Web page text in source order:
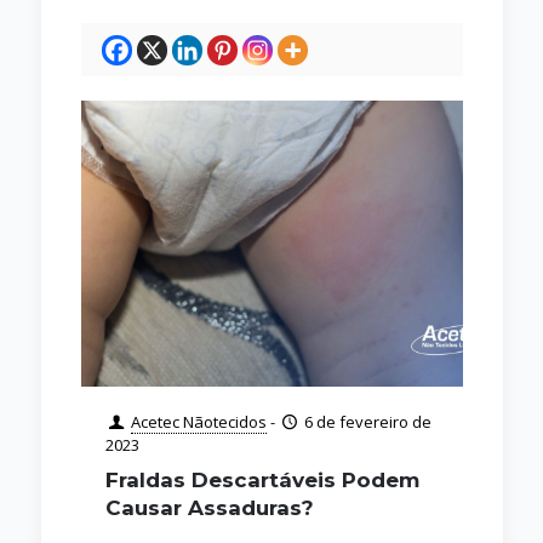
Acetec Nãotecidos -
6 de fevereiro de
2023
Fraldas Descartáveis Podem
Causar Assaduras?